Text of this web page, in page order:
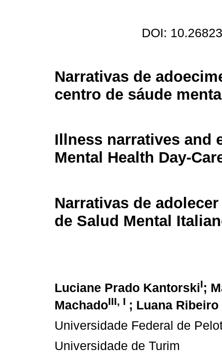
DOI:
Narrativas de
centro de sáude
Illness narratives and
Mental Health Day-
Narrativas de
de Salud Mental
Luciane Prado KantorskiI;
MachadoIII, I ; Luana
Universidade Federal de
Universidade de Turim